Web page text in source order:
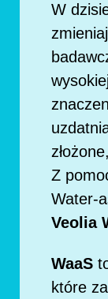
W
Z
Water-
Veolia
WaaS
które